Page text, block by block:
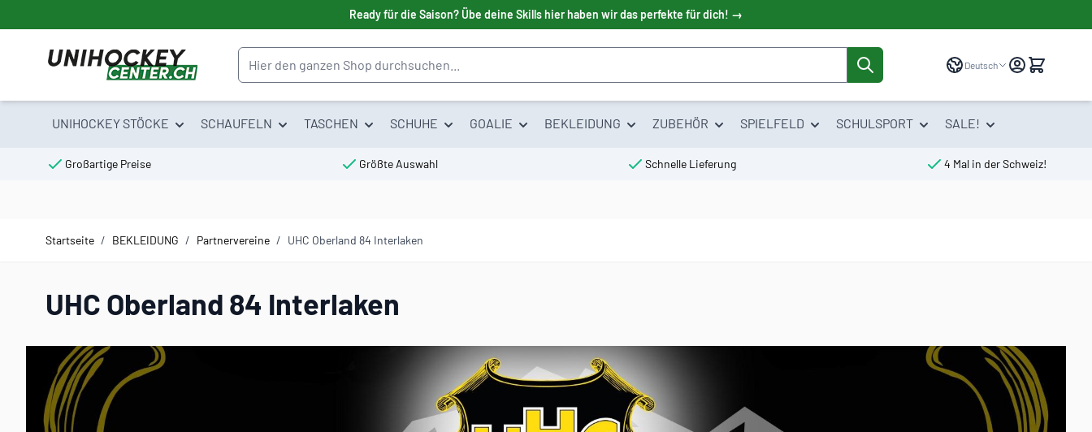
Ready für die Saison? Übe deine Skills hier haben wir das perfekte für dich! →
Suche
Sprache
Deutsch
UNIHOCKEY STÖCKE SCHAUFELN TASCHEN SCHUHE GOALIE BEKLEIDUNG ZUBEHÖR SPIELFELD SCHULSPORT SALE!
Großartige Preise Größte Auswahl Schnelle Lieferung 4 Mal in der Schweiz!
Startseite / BEKLEIDUNG / Partnervereine / UHC Oberland 84 Interlaken
UHC Oberland 84 Interlaken